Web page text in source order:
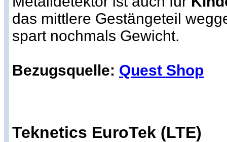
das mittlere Gestängeteil
spart nochmals Gewicht.
Bezugsquelle: Quest Shop
Teknetics EuroTek (LTE)